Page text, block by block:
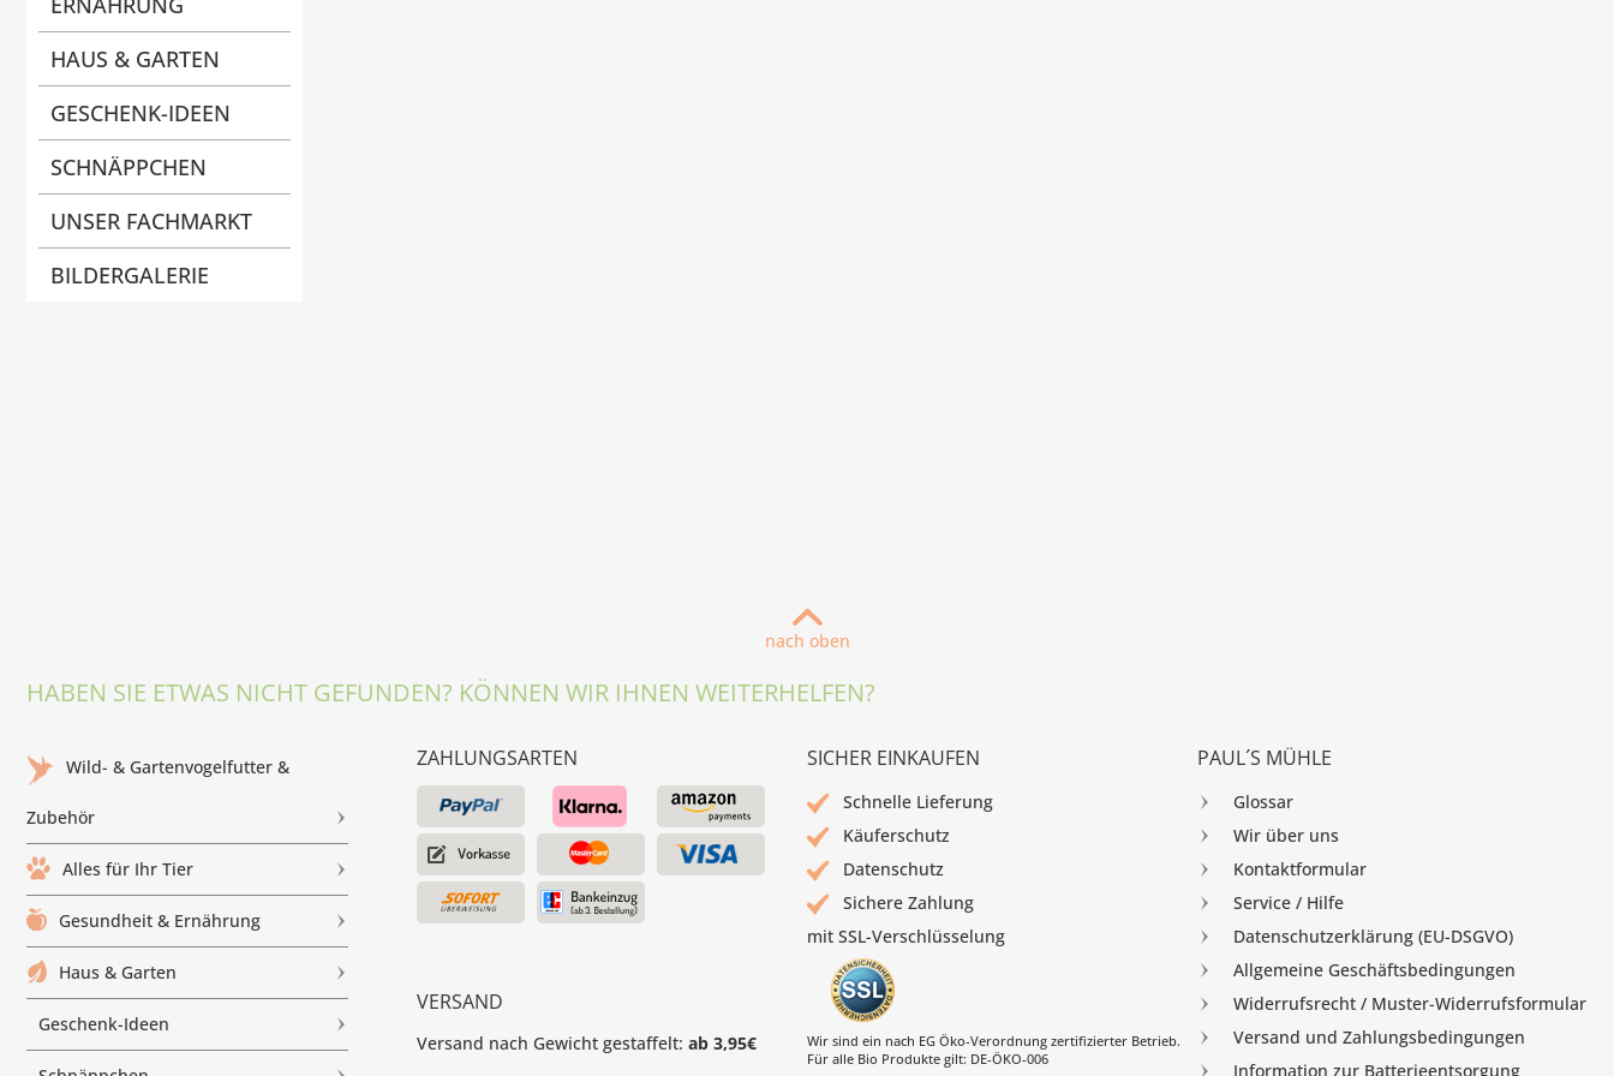
HAUS & GARTEN
GESCHENK-IDEEN
SCHNÄPPCHEN
UNSER FACHMARKT
BILDERGALERIE
nach oben
HABEN SIE ETWAS NICHT GEFUNDEN? KÖNNEN WIR IHNEN WEITERHELFEN?
Wild- & Gartenvogelfutter &
Zubehör
Alles für Ihr Tier
Gesundheit & Ernährung
Haus & Garten
Geschenk-Ideen
ZAHLUNGSARTEN
VERSAND
Versand nach Gewicht gestaffelt: ab 3,95€
SICHER EINKAUFEN
Schnelle Lieferung
Käuferschutz
Datenschutz
Sichere Zahlung
mit SSL-Verschlüsselung
Wir sind ein nach EG Öko-Verordnung zertifizierter Betrieb.
Für alle Bio Produkte gilt: DE-ÖKO-006
PAUL´S MÜHLE
Glossar
Wir über uns
Kontaktformular
Service / Hilfe
Datenschutzerklärung (EU-DSGVO)
Allgemeine Geschäftsbedingungen
Widerrufsrecht / Muster-Widerrufsformular
Versand und Zahlungsbedingungen
Information zur Batterieentsorgung